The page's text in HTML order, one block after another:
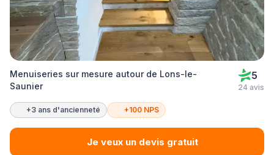
Menuiseries sur mesure autour de Lons-le-
Saunier
5
24 avis
+3 ans d'ancienneté +100 NPS
Je veux un devis gratuit